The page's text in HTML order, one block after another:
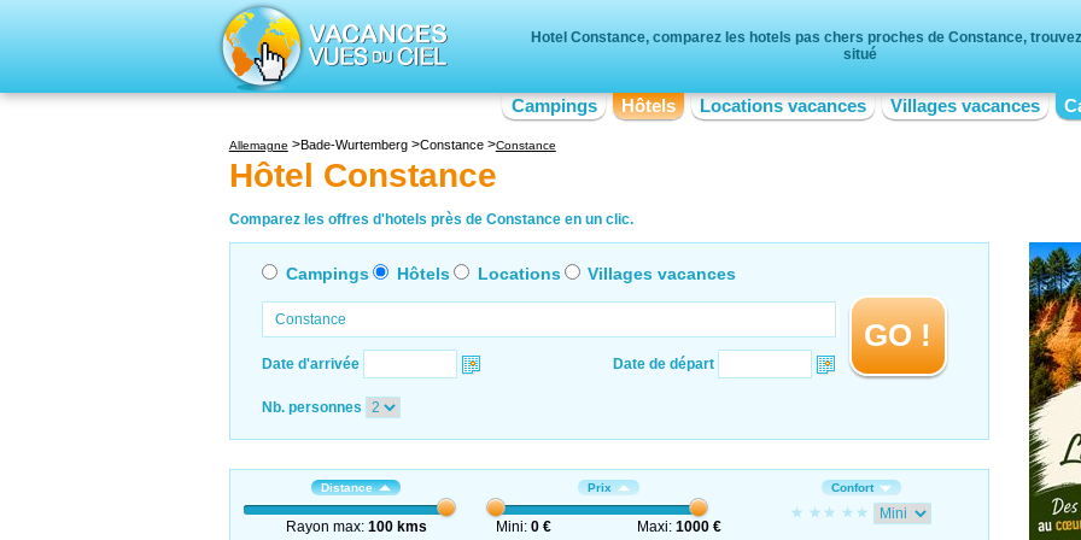
Hotel Constance, comparez les hotels pas chers proches de Constance,
situé
Campings Hôtels Locations vacances Villages vacances
Allemagne Bade-Wurtemberg Constance Constance
Hôtel Constance
Comparez les offres d'hotels près de Constance en un clic.
Campings Hôtels Locations Villages vacances
Date d'arrivée Date de départ
GO !
Nb. personnes
Distance
Rayon max: 100 kms
Prix
Mini:0 € Maxi: 1000 €
Confort